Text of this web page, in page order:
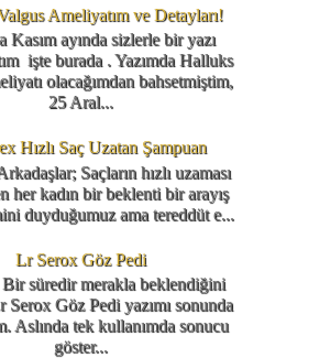
Ameliyatım ve Detayları!
Kasım ayında sizlerle bir yazı
işte burada . Yazımda Halluks
olacağımdan bahsetmiştim,
25 Aral...
Hızlı Saç Uzatan Şampuan
Saçların hızlı uzaması
her kadın bir beklenti bir arayış
duyduğumuz ama tereddüt e...
Lr Serox Göz Pedi
süredir merakla beklendiğini
Göz Pedi yazımı sonunda
Aslında tek kullanımda sonucu
göster...